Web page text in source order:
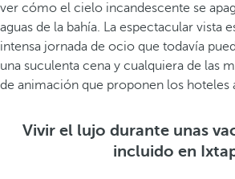
ver cómo el cielo incandescente se
aguas de la bahía. La espectacular vista
intensa jornada de ocio que todavía
una suculenta cena y cualquiera de las
de animación que proponen los hoteles
Vivir el lujo durante unas
incluido en